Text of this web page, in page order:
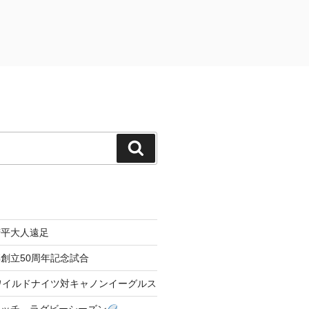
索
大人遠足
立50周年記念試合
ルドナイツ対キャノンイーグルス